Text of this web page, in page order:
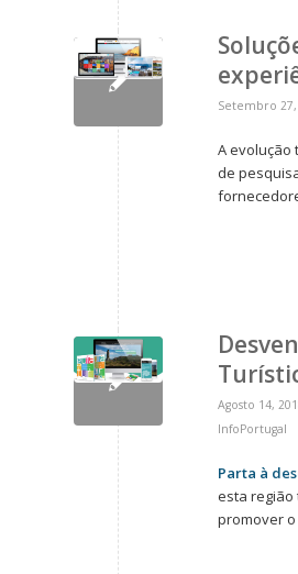
Setembro 27,
A evolução
de
Agosto 14,
InfoPortugal
Parta à
esta região
promover